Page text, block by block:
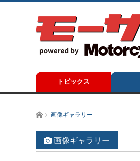
トピックス
ホーム画像ギャラリー
画像ギャラリー